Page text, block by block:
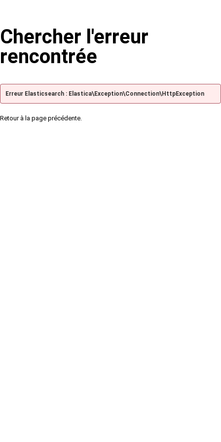
Chercher l'erreur
rencontrée
Erreur Elasticsearch : Elastica\Exception\Connection\HttpException
Retour à la page précédente.